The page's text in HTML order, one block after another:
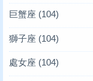
巨蟹座 (104)
獅子座 (104)
處女座 (104)